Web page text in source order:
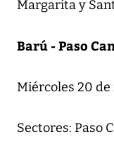
Margarita y
Barú - Paso
Miércoles 20 de
Sectores: Paso